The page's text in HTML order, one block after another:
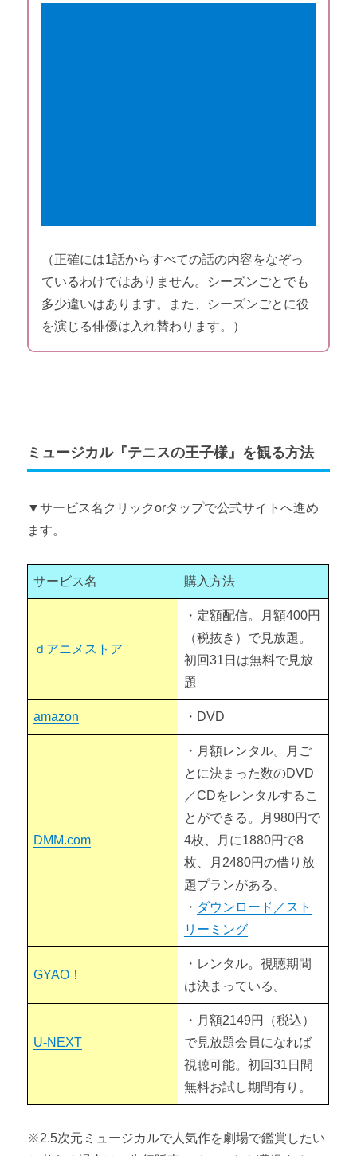
（正確には1話からすべての話の内容をなぞっ
ているわけではありません。シーズンごとでも
多少違いはあります。また、シーズンごとに役
を演じる俳優は入れ替わります。）
ミュージカル『テニスの王子様』を観る方法
▼サービス名クリックorタップで公式サイトへ進め
ます。
サービス名 購入方法
ｄアニメストア
・定額配信。月額400円
（税抜き）で見放題。
初回31日は無料で見放
題
amazon ・DVD
DMM.com
・月額レンタル。月ご
とに決まった数のDVD
／CDをレンタルするこ
とができる。月980円で
4枚、月に1880円で8
枚、月2480円の借り放
題プランがある。
・ ダウンロード／スト
リーミング
GYAO！
・レンタル。視聴期間
は決まっている。
U-NEXT
・月額2149円（税込）
で見放題会員になれば
視聴可能。初回31日間
無料お試し期間有り。
※2.5次元ミュージカルで人気作を劇場で鑑賞したい